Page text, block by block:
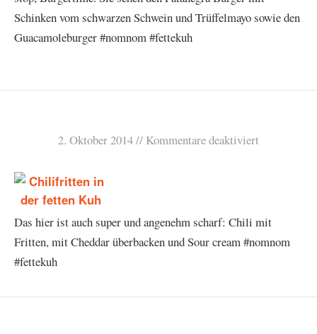
Schinken vom schwarzen Schwein und Trüffelmayo sowie den
Guacamoleburger #nomnom #fettekuh
2. Oktober 2014 Kommentare deaktiviert
Das hier ist auch super und angenehm scharf: Chili mit
Fritten, mit Cheddar überbacken und Sour cream #nomnom
#fettekuh